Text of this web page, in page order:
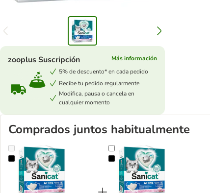
zooplus Suscripción
Más información
5% de descuento* en cada pedido
Recibe tu pedido regularmente
Modifica, pausa o cancela en
cualquier momento
Comprados juntos habitualmente
Sanicat Active White Lotus Flower arena aglomerante para gatos
Sanicat arena para gatos - Pack